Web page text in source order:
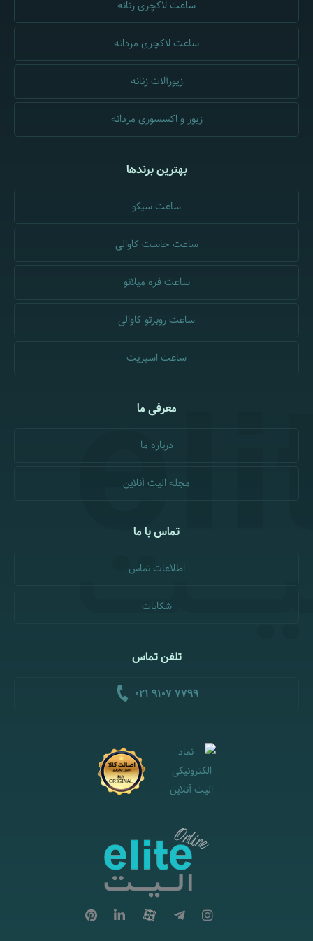
ساعت لاکچری زنانه
ساعت لاکچری مردانه
زیورآلات زنانه
زیور و اکسسوری مردانه
بهترین برندها
ساعت سیکو
ساعت جاست کاوالی
ساعت فره میلانو
ساعت روبرتو کاوالی
ساعت اسپریت
معرفی ما
درباره ما
مجله الیت آنلاین
تماس با ما
اطلاعات تماس
شکایات
تلفن تماس
021 9107 7799